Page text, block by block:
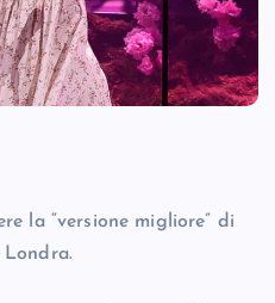
la “versione migliore” di
Londra.